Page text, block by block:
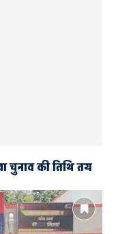
चुनाव की तिथि तय